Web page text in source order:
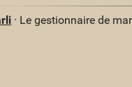
· Le gestionnaire de